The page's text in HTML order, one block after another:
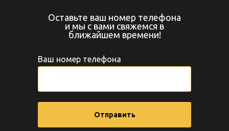
Ваш номер телефона
Отправить
Оставьте ваш номер телефона
и мы с вами свяжемся в
ближайшем времени!